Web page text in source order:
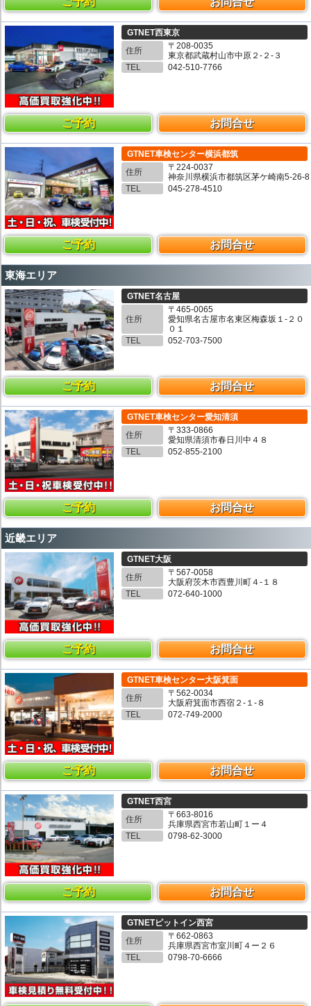
GTNET西東京
住所
〒208-0035
東京都武蔵村山市中原２-２-３
TEL
042-510-7766
ご予約 お問合せ
GTNET車検センター横浜都筑
住所
〒224-0037
神奈川県横浜市都筑区茅ケ崎南5-26-8
TEL
045-278-4510
ご予約 お問合せ
東海エリア
GTNET名古屋
住所
〒465-0065
愛知県名古屋市名東区梅森坂１-２０
０１
TEL
052-703-7500
ご予約 お問合せ
GTNET車検センター愛知清須
住所
〒333-0866
愛知県清須市春日川中４８
TEL
052-855-2100
ご予約 お問合せ
近畿エリア
GTNET大阪
住所
〒567-0058
大阪府茨木市西豊川町４-１８
TEL
072-640-1000
ご予約 お問合せ
GTNET車検センター大阪箕面
住所
〒562-0034
大阪府箕面市西宿２-１-８
TEL
072-749-2000
ご予約 お問合せ
GTNET西宮
住所
〒663-8016
兵庫県西宮市若山町１ー４
TEL
0798-62-3000
ご予約 お問合せ
GTNETピットイン西宮
住所
〒662-0863
兵庫県西宮市室川町４ー２６
TEL
0798-70-6666